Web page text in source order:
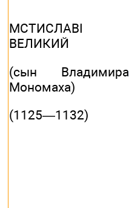
МСТИСЛАВI
ВЕЛИКИЙ
(сын Владимира
Мономаха)
(1125—1132)